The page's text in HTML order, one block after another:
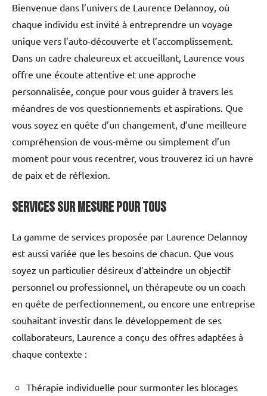
Bienvenue dans l’univers de Laurence Delannoy, où
chaque individu est invité à entreprendre un voyage
unique vers l’auto-découverte et l’accomplissement.
Dans un cadre chaleureux et accueillant, Laurence vous
offre une écoute attentive et une approche
personnalisée, conçue pour vous guider à travers les
méandres de vos questionnements et aspirations. Que
vous soyez en quête d’un changement, d’une meilleure
compréhension de vous-même ou simplement d’un
moment pour vous recentrer, vous trouverez ici un havre
de paix et de réflexion.
Services sur mesure pour tous
La gamme de services proposée par Laurence Delannoy
est aussi variée que les besoins de chacun. Que vous
soyez un particulier désireux d’atteindre un objectif
personnel ou professionnel, un thérapeute ou un coach
en quête de perfectionnement, ou encore une entreprise
souhaitant investir dans le développement de ses
collaborateurs, Laurence a conçu des offres adaptées à
chaque contexte :
Thérapie individuelle pour surmonter les blocages